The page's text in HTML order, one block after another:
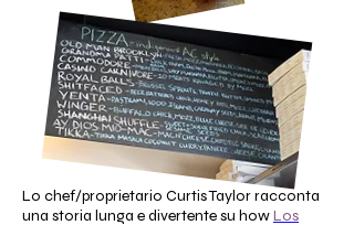
Lo chef/proprietario Curtis Taylor racconta
una storia lunga e divertente su howLos